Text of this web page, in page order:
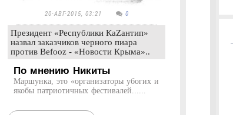
20-АВГ-2015, 03:21 0
Президент «Республики КаZантип»
назвал заказчиков черного пиара
против Befooz - «Новости Крыма»..
По мнению Никиты
Маршунка, это «организаторы убогих и
якобы патриотичных фестивалей......